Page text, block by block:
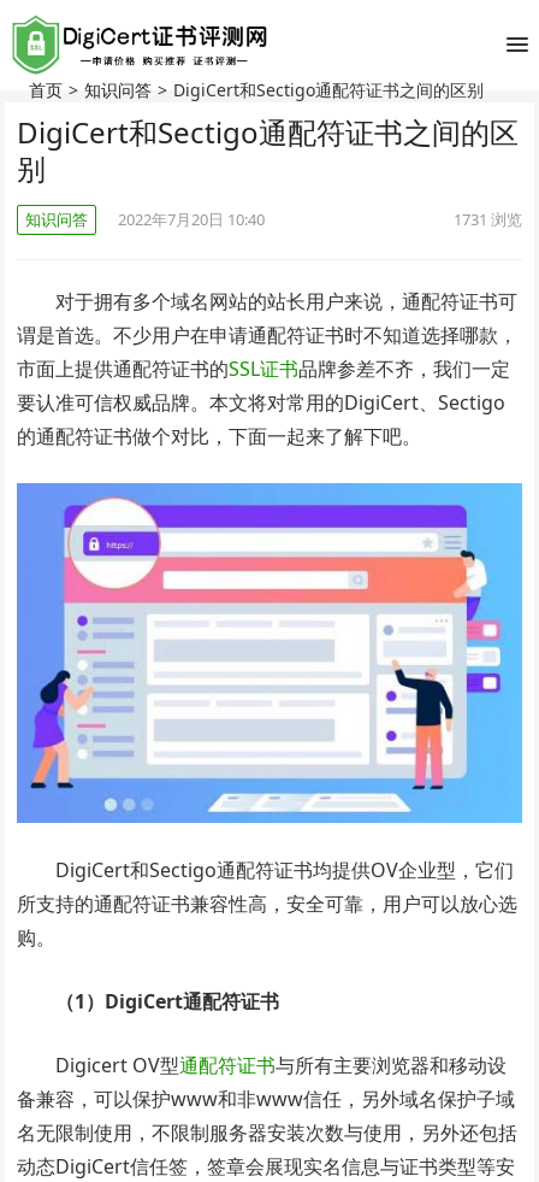
首页 > 知识问答 > DigiCert和Sectigo通配符证书之间的区别
DigiCert和Sectigo通配符证书之间的区
别
知识问答 2022年7月20日 10:40 1731 浏览
对于拥有多个域名网站的站长用户来说，通配符证书可
谓是首选。不少用户在申请通配符证书时不知道选择哪款，
市面上提供通配符证书的SSL证书品牌参差不齐，我们一定
要认准可信权威品牌。本文将对常用的DigiCert、Sectigo
的通配符证书做个对比，下面一起来了解下吧。
DigiCert和Sectigo通配符证书均提供OV企业型，它们
所支持的通配符证书兼容性高，安全可靠，用户可以放心选
购。
（1）DigiCert通配符证书
Digicert OV型通配符证书与所有主要浏览器和移动设
备兼容，可以保护www和非www信任，另外域名保护子域
名无限制使用，不限制服务器安装次数与使用，另外还包括
动态DigiCert信任签，签章会展现实名信息与证书类型等安